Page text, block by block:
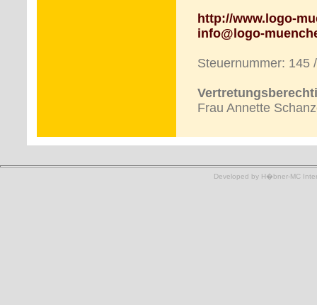
http://www.logo-
info@logo-
Steuernummer: 145
Frau Annette
Developed by H�bner-MC